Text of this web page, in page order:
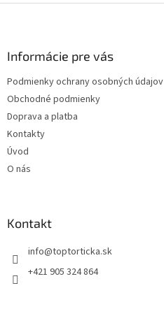
Informácie pre vás
Podmienky ochrany osobných údajov
Obchodné podmienky
Doprava a platba
Kontakty
Úvod
O nás
Kontakt
+421 905 324 864